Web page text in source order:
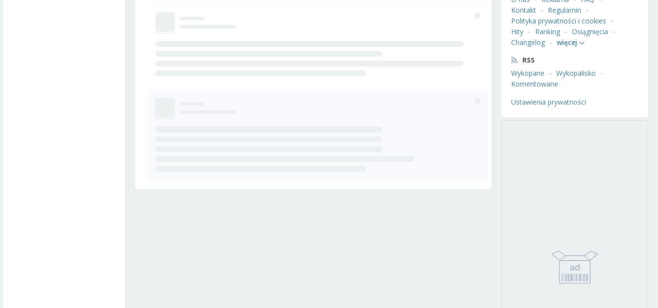
Kontakt
Regulamin
Polityka prywatności i cookies
Hity
Ranking
Osiągnięcia
Changelog
więcej
RSS
Wykopane
Wykopalisko
Komentowane
Ustawienia prywatności